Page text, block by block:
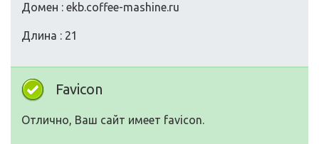
Домен : ekb.coffee-mashine.ru
Длина : 21
Favicon
Отлично, Ваш сайт имеет favicon.